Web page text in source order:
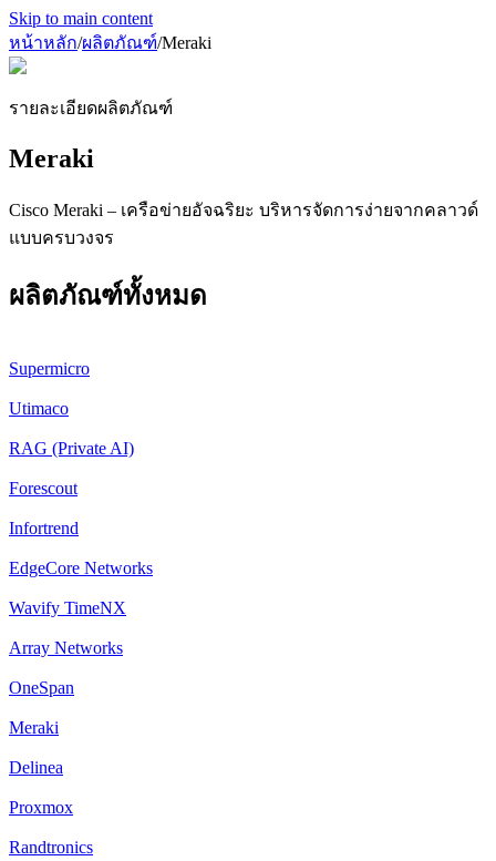
Skip to main content
หน้าหลัก/ผลิตภัณฑ์/Meraki
รายละเอียดผลิตภัณฑ์
Meraki
Cisco Meraki – เครือข่ายอัจฉริยะ บริหารจัดการง่ายจากคลาวด์
แบบครบวงจร
ผลิตภัณฑ์ทั้งหมด
Supermicro
Utimaco
RAG (Private AI)
Forescout
Infortrend
EdgeCore Networks
Wavify TimeNX
Array Networks
OneSpan
Meraki
Delinea
Proxmox
Randtronics